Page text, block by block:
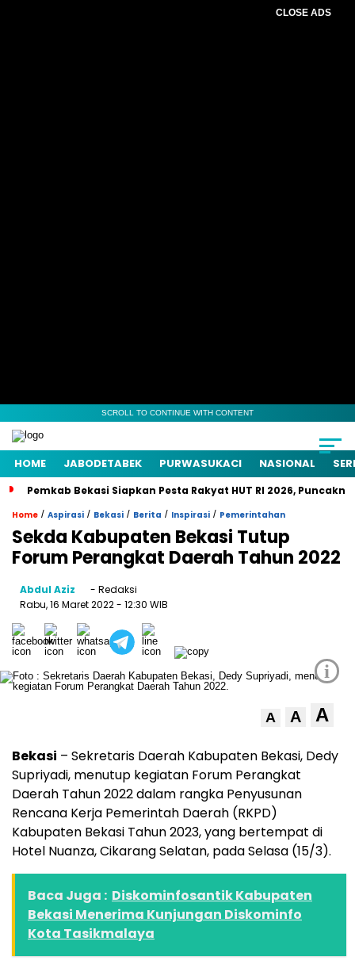
CLOSE ADS
SCROLL TO CONTINUE WITH CONTENT
HOME JABODETABEK PURWASUKACI NASIONAL
Pemkab Bekasi Siapkan Pesta Rakyat HUT RI 2026,
Home / Aspirasi / Bekasi / Berita / Inspirasi / Pemerintahan
Sekda Kabupaten Bekasi Tutup
Forum Perangkat Daerah Tahun 2022
Abdul Aziz
- Redaksi
Rabu, 16 Maret 2022- 12:30 WIB
i
A A A
Bekasi – Sekretaris Daerah Kabupaten Bekasi, Dedy
Supriyadi, menutup kegiatan Forum Perangkat
Daerah Tahun 2022 dalam rangka Penyusunan
Rencana Kerja Pemerintah Daerah (RKPD)
Kabupaten Bekasi Tahun 2023, yang bertempat di
Hotel Nuanza, Cikarang Selatan, pada Selasa (15/3).
Baca Juga : Diskominfosantik Kabupaten
Bekasi Menerima Kunjungan Diskominfo
Kota Tasikmalaya